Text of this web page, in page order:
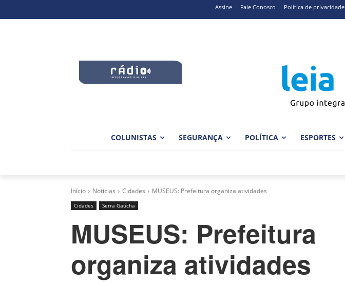
Assine Fale Conosco Política de privacidade
COLUNISTAS SEGURANÇA POLÍTICA ESPORTES
Início Notícias Cidades MUSEUS: Prefeitura organiza atividades
Cidades Serra Gaúcha
MUSEUS: Prefeitura
organiza atividades